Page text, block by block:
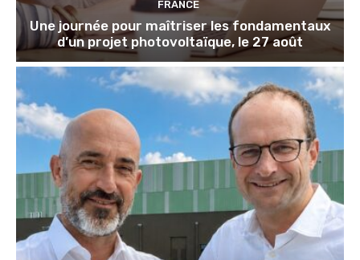
FRANCE
Une journée pour maîtriser les fondamentaux
d’un projet photovoltaïque, le 27 août